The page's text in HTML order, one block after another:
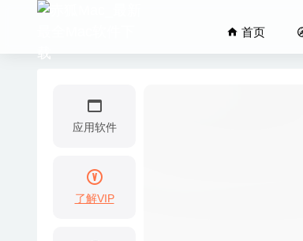
首页
应用软件
了解VIP